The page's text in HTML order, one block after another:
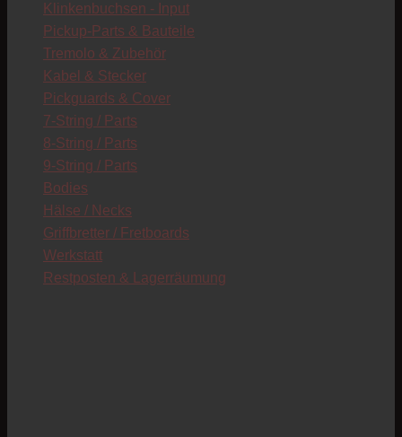
Klinkenbuchsen - Input
Pickup-Parts & Bauteile
Tremolo & Zubehör
Kabel & Stecker
Pickguards & Cover
7-String / Parts
8-String / Parts
9-String / Parts
Bodies
Hälse / Necks
Griffbretter / Fretboards
Werkstatt
Restposten & Lagerräumung